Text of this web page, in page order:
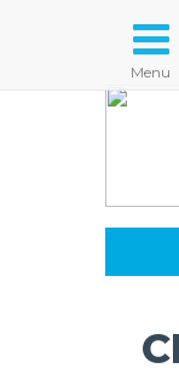
Menu